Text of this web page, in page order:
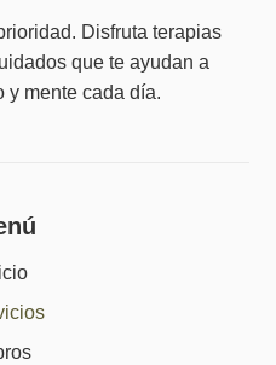
Disfruta terapias
que te ayudan a
y mente cada día.